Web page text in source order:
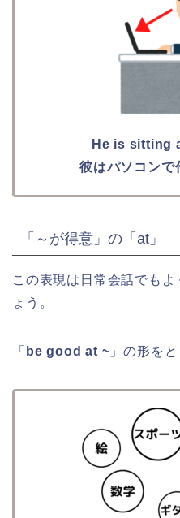
He is sitting
彼はパソコンで
「～が得意」の「at」
この表現は日常会話でも
ょう。
「 be good at ~ 」の形をと